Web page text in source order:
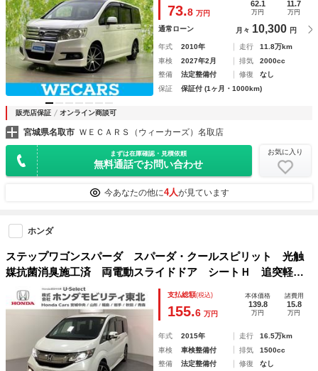
73.8 万円
62.1
万円
11.7
万円
通常ローン 月々 10,300 円
年式 2010年 走行
11.8万km
車検
2027年2月 排気
2000cc
整備
法定整備付 修復
なし
保証
保証付 (1ヶ月・1000km)
販売店保証 オンライン商談可
宮城県名取市 ＷＥＣＡＲＳ（ウィーカーズ）名取店
まずは在庫確認・見積依頼
無料通話でお問い合わせ
お気に入り
今あなたの他に4人が見ています
ホンダ
ステップワゴンスパーダ スパーダ・クールスピリット 光触
媒抗菌消臭施工済 両電動スライドドア シートＨ 追突軽減
ブレーキ スマキー Ｂカメ Ｗエアコン フルセグテレビ
盗難防止システム サイドエアバック ナビＴＶ アクティブ
クルーズコントロール ＤＶＤ
支払総額(税込)
155.6 万円
本体価格
139.8
万円
諸費用
15.8
万円
年式 2015年 走行
16.5万km
車検
車検整備付 排気
1500cc
整備
法定整備付 修復
なし